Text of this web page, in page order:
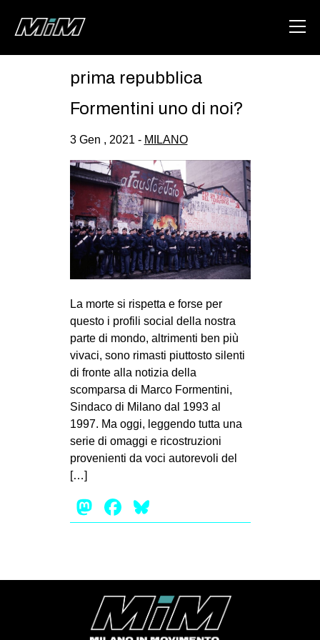
DEGENERAZIONE
GAZA FREESTYLE
CSOA LAMBRETTA
MSM
STUDENTI TSUNAMI
ZAM
MILANO
MOBILITAZIONI
SPAZI
SPORT POPOLARE
MOVIMENTI
AMBIENTE
DIRITTO ALL’ABITARE
REPRESSIONE
STUDENTI
prima repubblica
Formentini uno di noi?
3 Gen , 2021 - MILANO
La morte si rispetta e forse per
questo i profili social della nostra
parte di mondo, altrimenti ben più
vivaci, sono rimasti piuttosto silenti
di fronte alla notizia della
scomparsa di Marco Formentini,
Sindaco di Milano dal 1993 al
1997. Ma oggi, leggendo tutta una
serie di omaggi e ricostruzioni
provenienti da voci autorevoli del
[…]
Mastodon
Facebook